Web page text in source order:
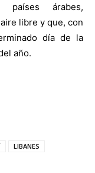
países árabes,
libre y que, con
día de la
año.
LIBANES